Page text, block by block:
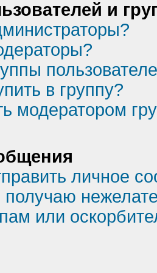
и
в группу?
модератором
личное
получаю
или